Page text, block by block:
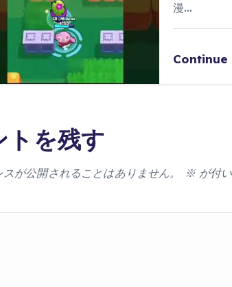
漫…
トを残す
が公開されることはありません。 ※が付